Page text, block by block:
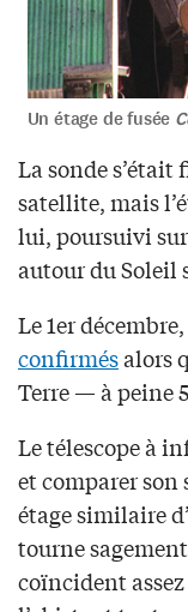
Un étage de fusée
La sonde
satellite, mais
lui, poursuivi
autour du Soleil
Le 1er
confirmésalors
Terre — à peine
Le télescope à
et comparer son
étage similaire
tourne
coïncident